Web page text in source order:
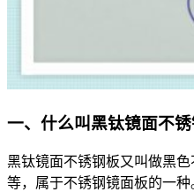
一、什么叫黑钛镜面不锈
黑钛镜面不锈钢板又叫做黑
等，属于不锈钢镜面板的一